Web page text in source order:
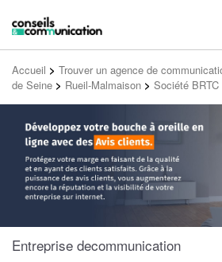
Accueil > Trouver un agence de
de Seine > Rueil-Malmaison > Société
Entreprise decommunication